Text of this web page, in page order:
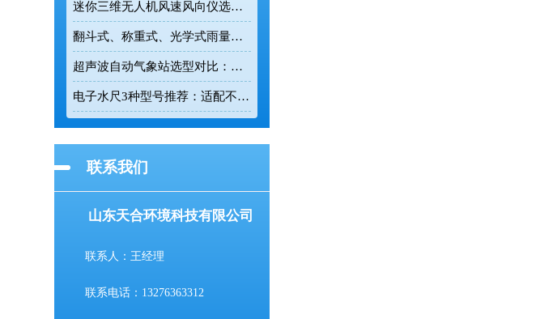
迷你三维无人机风速风向仪选型：云境天合TH-F1H助力空中风场监测
翻斗式、称重式、光学式雨量计精度大横评：哪种雨量计测量最准？
超声波自动气象站选型对比：云境天合 TH-CQX6 与天蔚 TW-CQX5 推荐
电子水尺3种型号推荐：适配不同水深监测场景
联系我们
山东天合环境科技有限公司
联系人：王经理
联系电话：13276363312